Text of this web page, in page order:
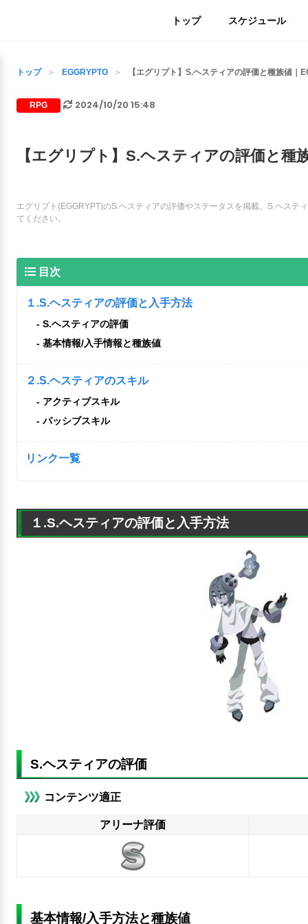
トップ スケジュール
トップ EGGRYPTO 【エグリプト】S.ヘスティアの評価と種族値｜
RPG 2024/10/20 15:48
【エグリプト】S.ヘスティアの評価と種
エグリプト(EGGRYPT)のS.ヘスティアの評価やステータスを掲載。S.ヘステ
てください。
目次
１.S.ヘスティアの評価と入手方法
S.ヘスティアの評価
基本情報/入手情報と種族値
２.S.ヘスティアのスキル
アクティブスキル
パッシブスキル
リンク一覧
１.S.ヘスティアの評価と入手方法
S.ヘスティアの評価
コンテンツ適正
アリーナ評価
基本情報/入手方法と種族値